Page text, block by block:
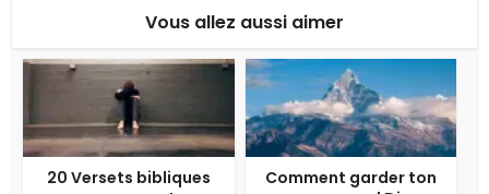
Vous allez aussi aimer
20 Versets bibliques
Comment garder ton